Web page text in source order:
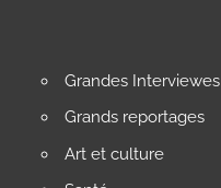
Grandes Interviewes
Grands reportages
Art et culture